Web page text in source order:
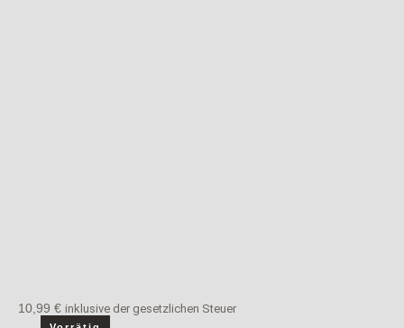
10,99 € inklusive der gesetzlichen Steuer